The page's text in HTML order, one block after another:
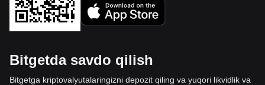
Bitgetda savdo qilish
Bitgetga kriptovalyutalaringizni depozit qiling va yuqori likvidlik va